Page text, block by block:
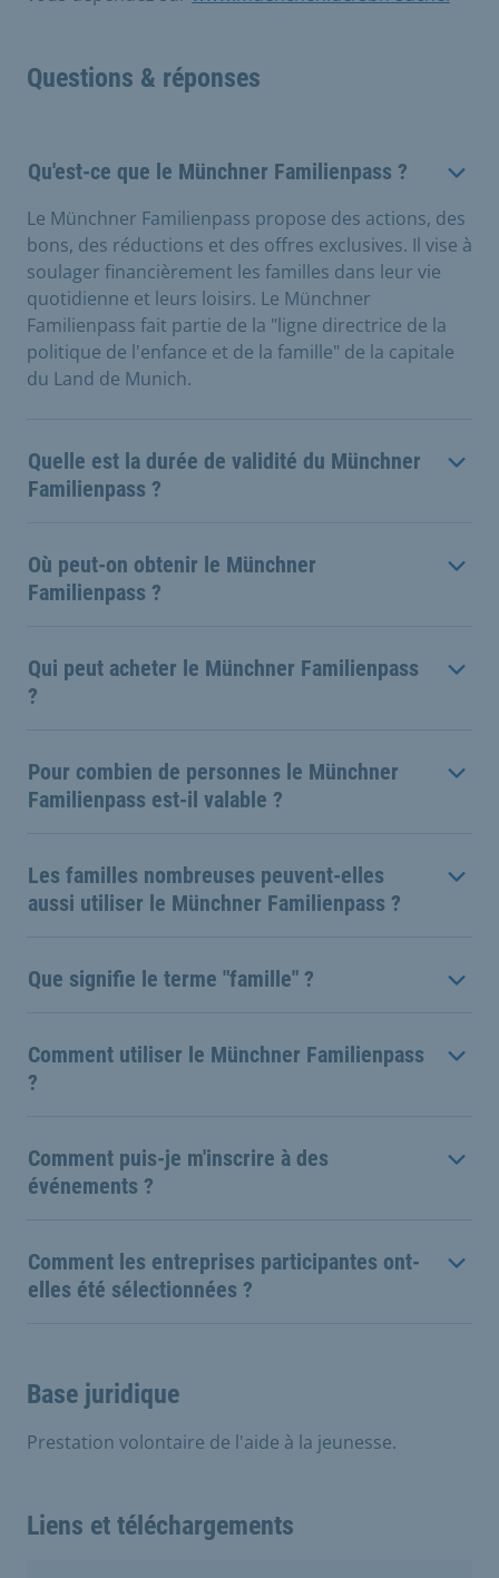
Questions & réponses
Qu'est-ce que le Münchner Familienpass ?
Le Münchner Familienpass propose des actions, des
bons, des réductions et des offres exclusives. Il vise à
soulager financièrement les familles dans leur vie
quotidienne et leurs loisirs. Le Münchner
Familienpass fait partie de la "ligne directrice de la
politique de l'enfance et de la famille" de la capitale
du Land de Munich.
Quelle est la durée de validité du Münchner
Familienpass ?
Où peut-on obtenir le Münchner
Familienpass ?
Qui peut acheter le Münchner Familienpass
?
Pour combien de personnes le Münchner
Familienpass est-il valable ?
Les familles nombreuses peuvent-elles
aussi utiliser le Münchner Familienpass ?
Que signifie le terme "famille" ?
Comment utiliser le Münchner Familienpass
?
Comment puis-je m'inscrire à des
événements ?
Comment les entreprises participantes ont-
elles été sélectionnées ?
Base juridique
Prestation volontaire de l'aide à la jeunesse.
Liens et téléchargements